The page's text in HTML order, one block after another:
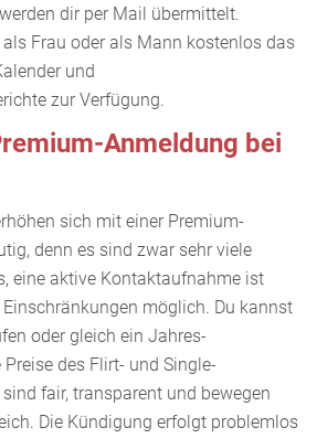
dir per Mail übermittelt.
Frau oder als Mann kostenlos das
und
zur Verfügung.
Anmeldung bei
sich mit einer Premium-
denn es sind zwar sehr viele
eine aktive Kontaktaufnahme ist
möglich. Du kannst
oder gleich ein Jahres-
des Flirt- und Single-
fair, transparent und bewegen
Die Kündigung erfolgt problemlos